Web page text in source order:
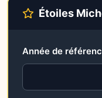
Étoiles
Année de